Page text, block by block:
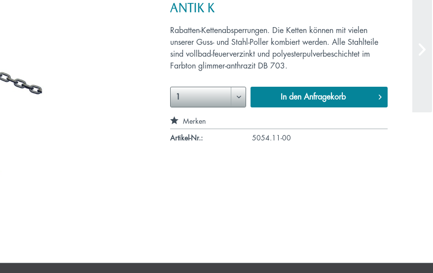
ANTIK K
Rabatten-Kettenabsperrungen. Die Ketten können mit vielen
unserer Guss- und Stahl-Poller kombiert werden. Alle Stahlteile
sind vollbad-feuerverzinkt und polyesterpulverbeschichtet im
Farbton glimmer-anthrazit DB 703.
In den Anfragekorb
Merken
Artikel-Nr.: 5054.11-00